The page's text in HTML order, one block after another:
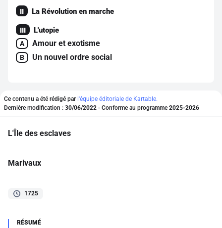
Pour profiter de 10 contenus offerts.
II La Révolution en marche
III L'utopie
A Amour et exotisme
B Un nouvel ordre social
Ce contenu a été rédigé par l'équipe éditoriale de Kartable.
Dernière modification : 30/06/2022 - Conforme au programme 2025-2026
L'Île des esclaves
Marivaux
1725